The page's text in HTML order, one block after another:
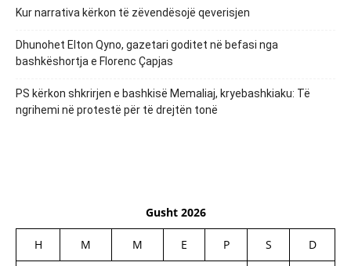
Kur narrativa kërkon të zëvendësojë qeverisjen
Dhunohet Elton Qyno, gazetari goditet në befasi nga
bashkëshortja e Florenc Çapjas
PS kërkon shkrirjen e bashkisë Memaliaj, kryebashkiaku: Të
ngrihemi në protestë për të drejtën tonë
Gusht 2026
H M M E P S D